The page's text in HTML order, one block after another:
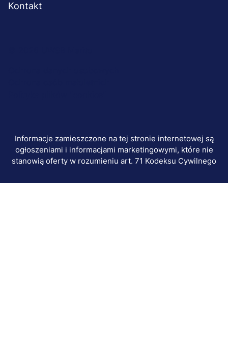
Kontakt
Informacje zamieszczone na tej stronie internetowej są
ogłoszeniami i informacjami marketingowymi, które nie
stanowią oferty w rozumieniu art. 71 Kodeksu Cywilnego